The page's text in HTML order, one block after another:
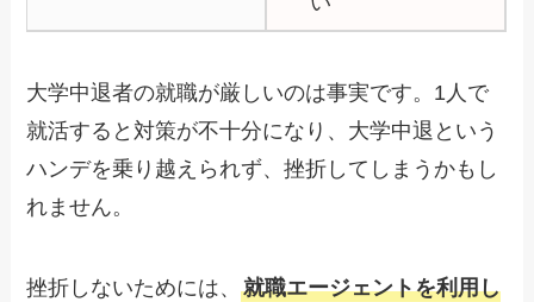
大学中退者の就職が厳しいのは事実です。1人で
就活すると対策が不十分になり、大学中退という
ハンデを乗り越えられず、挫折してしまうかもし
れません。
挫折しないためには、就職エージェントを利用し